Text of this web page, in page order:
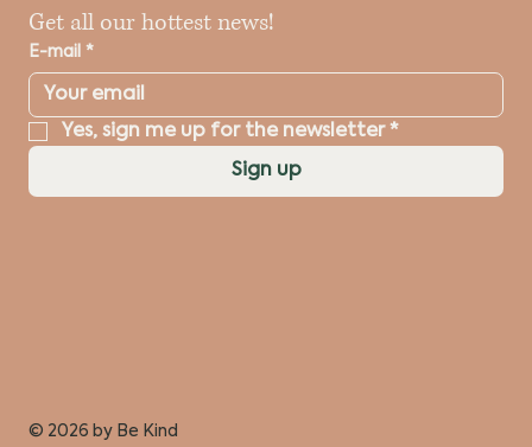
Get all our hottest news!
E-mail *
Yes, sign me up for the newsletter *
Sign up
© 2026 by Be Kind